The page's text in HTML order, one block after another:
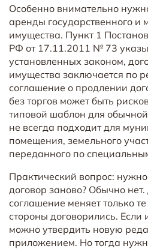
Особенно внимательно
аренды государственного и
имущества. Пункт 1
РФ от 17.11.2011 № 73
установленных законом,
имущества заключается по
соглашение о продлении
без торгов может быть
типовой шаблон для
не всегда подходит для
помещения, земельного
переданного по
Практический вопрос:
договор заново? Обычно
соглашение меняет только
стороны договорились. Если
можно утвердить новую
приложением. Но тогда